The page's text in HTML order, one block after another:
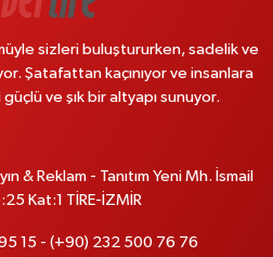
sizleri buluştururken, sadelik ve
Şatafattan kaçınıyor ve insanlara
ve şık bir altyapı sunuyor.
& Reklam - Tanıtım Yeni Mh. İsmail
Kat:1 TİRE-İZMİR
15 - (+90) 232 500 76 76